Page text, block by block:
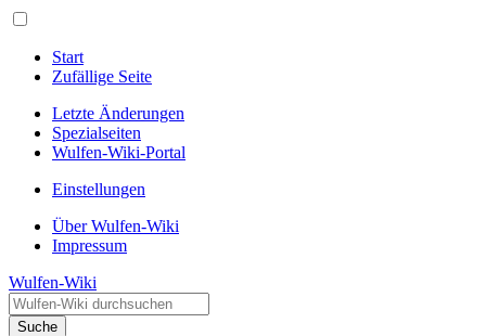
Start
Zufällige Seite
Letzte Änderungen
Spezialseiten
Wulfen-Wiki-Portal
Einstellungen
Über Wulfen-Wiki
Impressum
Wulfen-Wiki
Suche